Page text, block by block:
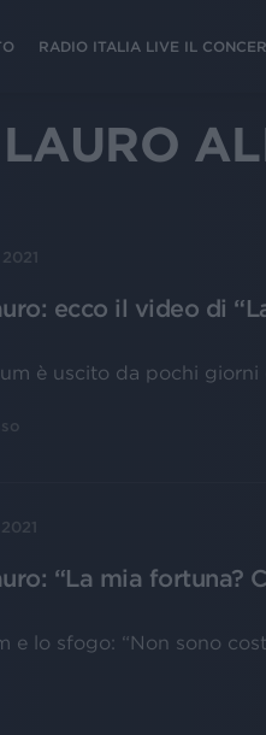
RADIO ITALIA LIVE IL
LAURO
ecco il video di
è uscito da pochi giorni
“La mia fortuna?
e lo sfogo: “Non sono